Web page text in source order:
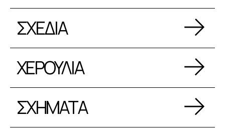
ΣΧΕΔΙΑ
ΧΕΡΟΥΛΙΑ
ΣΧΗΜΑΤΑ